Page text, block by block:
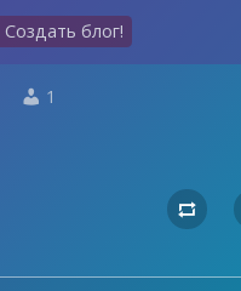
Создать блог!
 1
